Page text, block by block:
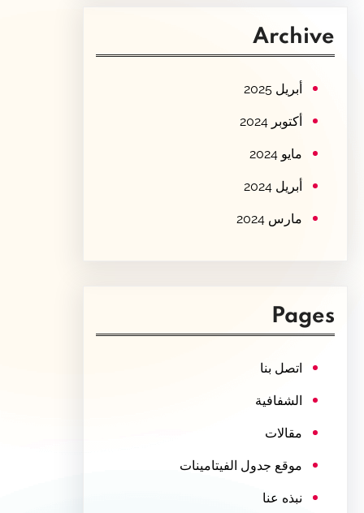
c
Archive
أبريل 2025
أكتوبر 2024
مايو 2024
أبريل 2024
مارس 2024
Pages
اتصل بنا
الشفافية
مقالات
موقع جدول الفيتامينات
نبذه عنا